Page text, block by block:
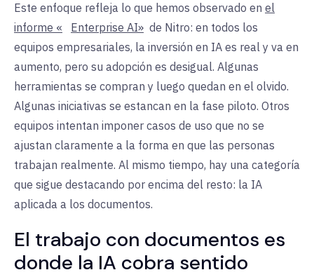
Este enfoque refleja lo que hemos observado en el
informe «
Enterprise AI» de Nitro: en todos los
equipos empresariales, la inversión en IA es real y va en
aumento, pero su adopción es desigual. Algunas
herramientas se compran y luego quedan en el olvido.
Algunas iniciativas se estancan en la fase piloto. Otros
equipos intentan imponer casos de uso que no se
ajustan claramente a la forma en que las personas
trabajan realmente. Al mismo tiempo, hay una categoría
que sigue destacando por encima del resto: la IA
aplicada a los documentos.
El trabajo con documentos es
donde la IA cobra sentido